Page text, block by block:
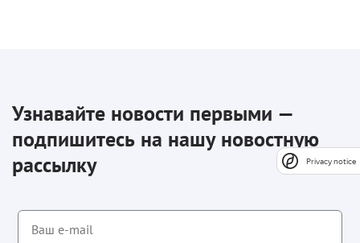
Узнавайте новости первыми —
подпишитесь на нашу новостную
рассылку
Privacy notice